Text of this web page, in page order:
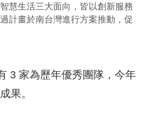
慧生活三大面向，皆以創新服務
計畫於南台灣進行方案推動，促
3 家為歷年優秀團隊，今年
果。